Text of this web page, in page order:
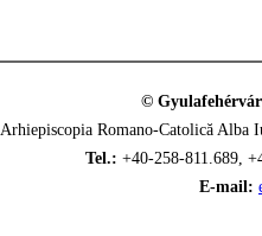
©
Arhiepiscopia Romano-Catolică
Tel.: +40-258-811.689,
E-mail: